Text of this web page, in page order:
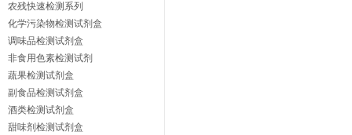
农残快速检测系列
化学污染物检测试剂盒
调味品检测试剂盒
非食用色素检测试剂
蔬果检测试剂盒
副食品检测试剂盒
酒类检测试剂盒
甜味剂检测试剂盒